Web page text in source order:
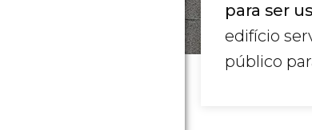
para ser
edifício
público